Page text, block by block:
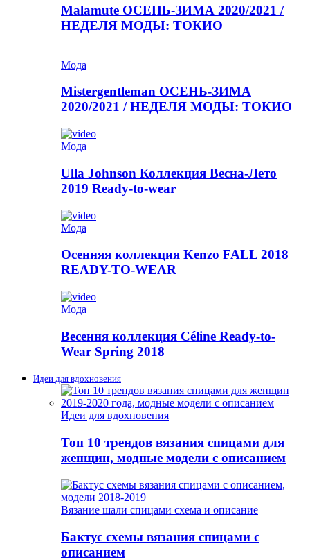
Malamute ОСЕНЬ-ЗИМА 2020/2021 /
НЕДЕЛЯ МОДЫ: ТОКИО
Мода
Mistergentleman ОСЕНЬ-ЗИМА
2020/2021 / НЕДЕЛЯ МОДЫ: ТОКИО
Мода
Ulla Johnson Коллекция Весна-Лето
2019 Ready-to-wear
Мода
Осенняя коллекция Kenzo FALL 2018
READY-TO-WEAR
Мода
Весення коллекция Céline Ready-to-
Wear Spring 2018
Идеи для вдохновения
Идеи для вдохновения
Топ 10 трендов вязания спицами для
женщин, модные модели с описанием
Вязание шали спицами схема и описание
Бактус схемы вязания спицами с
описанием